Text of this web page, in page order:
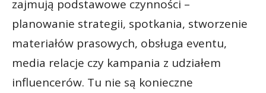
zajmują podstawowe czynności –
planowanie strategii, spotkania, stworzenie
materiałów prasowych, obsługa eventu,
media relacje czy kampania z udziałem
influencerów. Tu nie są konieczne